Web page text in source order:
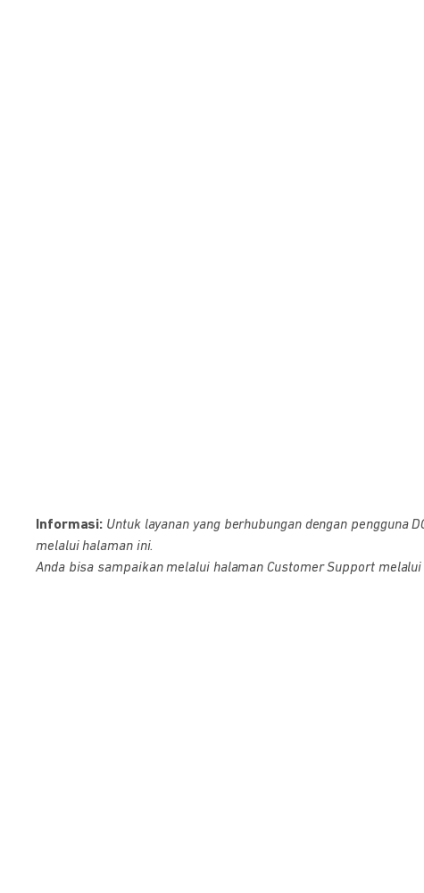
Informasi: Untuk layanan yang berhubungan dengan pengguna
melalui halaman ini.
Anda bisa sampaikan melalui halaman Customer Support